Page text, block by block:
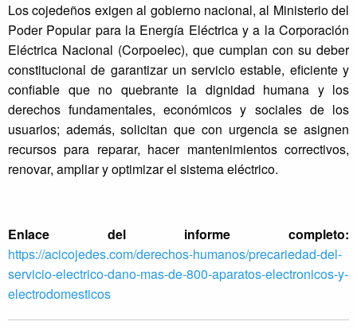
Los cojedeños exigen al gobierno nacional, al Ministerio del
Poder Popular para la Energía Eléctrica y a la Corporación
Eléctrica Nacional (Corpoelec), que cumplan con su deber
constitucional de garantizar un servicio estable, eficiente y
confiable que no quebrante la dignidad humana y los
derechos fundamentales, económicos y sociales de los
usuarios; además, solicitan que con urgencia se asignen
recursos para reparar, hacer mantenimientos correctivos,
renovar, ampliar y optimizar el sistema eléctrico.
Enlace del informe completo:
https://acicojedes.com/derechos-humanos/precariedad-del-
servicio-electrico-dano-mas-de-800-aparatos-electronicos-y-
electrodomesticos